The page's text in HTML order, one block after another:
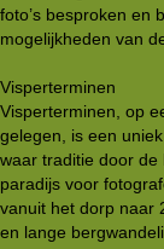
foto’s besproken en
mogelijkheden van
Visperterminen
Visperterminen, op
gelegen, is een
waar traditie door de
paradijs voor
vanuit het dorp naar
en lange